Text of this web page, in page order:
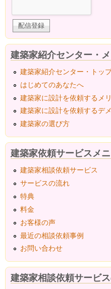
建築家紹介センター・
建築家紹介センター・トッ
はじめてのあなたへ
建築家に設計を依頼するメ
建築家に設計を依頼するデ
建築家の選び方
建築家依頼サービスメ
建築家相談依頼サービス
サービスの流れ
特典
料金
お客様の声
最近の相談依頼事例
お問い合わせ
建築家相談依頼サービ